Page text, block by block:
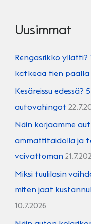
Uusimmat
Rengasrikko yllätti?
katkeaa tien päällä
Kesäreissu
autovahingot
Näin korjaamme
ammattitaidolla ja
vaivattoman
Miksi tuulilasin
miten jaat
10.7.2026